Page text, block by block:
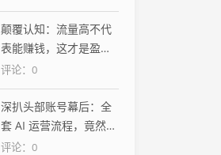
颠覆认知：流量高不代
表能赚钱，这才是盈利
核心
评论：0
深扒头部账号幕后：全
套 AI 运营流程，竟然简
单到离谱！
评论：0